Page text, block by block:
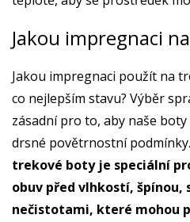
Jakou impregnaci
Jakou impregnaci použít na
co nejlepším stavu? Výběr
zásadní pro to, aby naše
drsné povětrnostní podmínky.
trekové boty je speciální
obuv před vlhkostí, špínou,
nečistotami, které mohou